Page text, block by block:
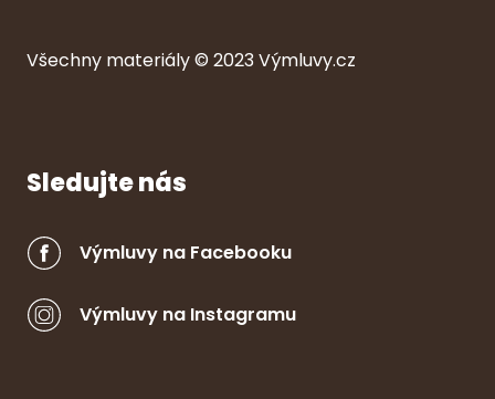
Všechny materiály © 2023Výmluvy.cz
Sledujte nás
Výmluvy na Facebooku
Výmluvy na Instagramu